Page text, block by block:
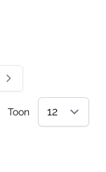
pagina
Toon